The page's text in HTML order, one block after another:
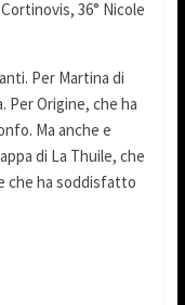
36° Nicole
Per Martina di
Per Origine, che ha
Ma anche e
di La Thuile, che
che ha soddisfatto